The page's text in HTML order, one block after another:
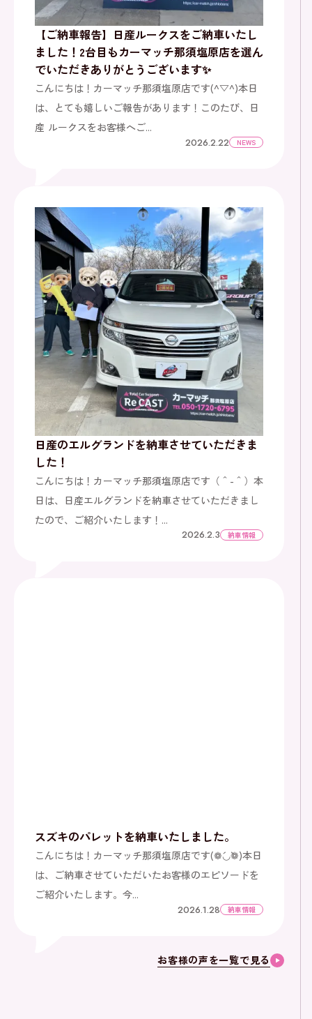
【ご納車報告】日産ルークスをご納車いたし
ました！2台目もカーマッチ那須塩原店を選ん
でいただきありがとうございます✨
こんにちは！カーマッチ那須塩原店です(^▽^)本日
は、とても嬉しいご報告があります！このたび、日
産 ルークスをお客様へご...
2026.2.22 NEWS
日産のエルグランドを納車させていただきま
した！
こんにちは！カーマッチ那須塩原店です（＾-＾）本
日は、日産エルグランドを納車させていただきまし
たので、ご紹介いたします！...
2026.2.3 納車情報
スズキのパレットを納車いたしました。
こんにちは！カーマッチ那須塩原店です(❁´◡`❁)本日
は、ご納車させていただいたお客様のエピソードを
ご紹介いたします。今...
2026.1.28 納車情報
お客様の声を一覧で見る